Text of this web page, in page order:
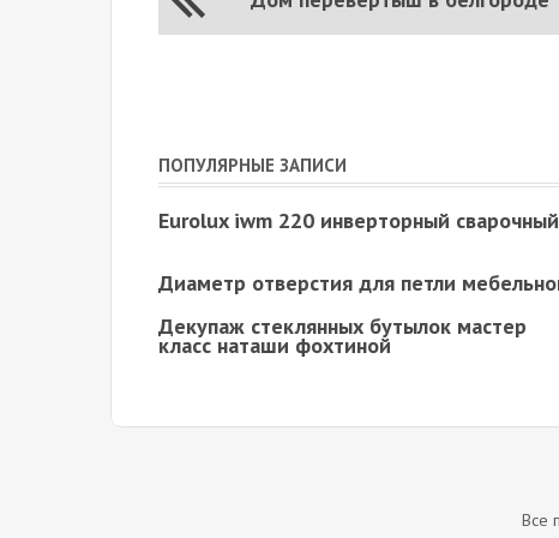
ПОПУЛЯРНЫЕ ЗАПИСИ
Eurolux iwm 220 инверторный сварочный
Диаметр отверстия для петли
Декупаж стеклянных бутылок мастер
класс наташи фохтиной
Все